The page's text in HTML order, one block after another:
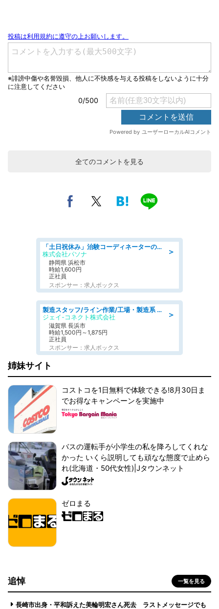
全てのコメントを見る
＞
「土日祝休み」治験コーディネーターのお仕事/未経験OK
株式会社パソナ
静岡県 浜松市
時給1,600円
正社員
スポンサー：求人ボックス
＞
製造スタッフ/ライン作業/工場・製造系 エンジン部品の機械加工/未経験可/昼食代無料
ジェイ-コネクト株式会社
滋賀県 長浜市
時給1,500円～1,875円
正社員
スポンサー：求人ボックス
姉妹サイト
コストコを1日無料で体験できる!8月30日ま
でお得なキャンペーンを実施中
バスの運転手が小学生の私を降ろしてくれな
かった いくら説明しても頑なな態度で止めら
れ(北海道・50代女性)|Jタウンネット
ゼロまる
追悼 一覧を見る
長崎市出身・平和訴えた美輪明宏さん死去 ラストメッセージでも